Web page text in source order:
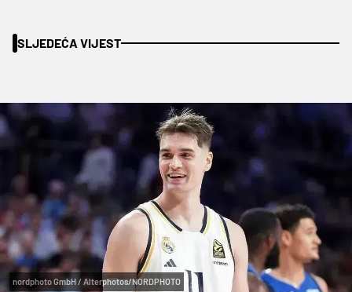
SLJEDEĆA VIJEST
nordphoto GmbH / Alterphotos/NORDPHOTO